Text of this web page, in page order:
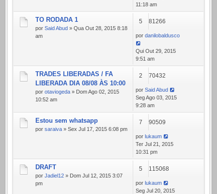
11:18 am
TO RODADA 1
por Said Abud » Qua Out 28, 2015 8:18
am
5 81266
por danilobaldusco
Qui Out 29, 2015
9:51 am
TRADES LIBERADAS / FA
LIBERADA DIA 08/08 ÀS 10:00
por otaviogeda » Dom Ago 02, 2015
10:52 am
2 70432
por Said Abud
Seg Ago 03, 2015
9:28 am
Estou sem whatsapp
por saraiva » Sex Jul 17, 2015 6:08 pm
7 90509
por lukaum
Ter Jul 21, 2015
10:31 pm
DRAFT
por Jadiel12 » Dom Jul 12, 2015 3:07
pm
5 115068
por lukaum
Seg Jul 20, 2015